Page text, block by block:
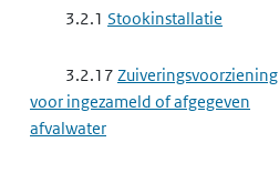
3.2.1 Stookinstallatie
3.2.17 Zuiveringsvoorziening
voor ingezameld of afgegeven
afvalwater